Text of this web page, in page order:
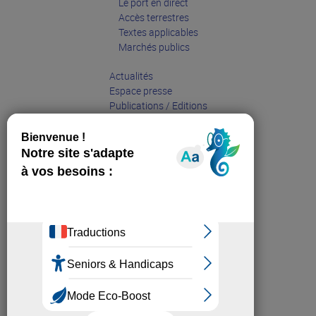
Accès terrestres
Textes applicables
Marchés publics
Actualités
Espace presse
Publications / Editions
Partenaires
Cap sur l'Economie Portuaire
La Rochelle Ports Center
Restons connectés